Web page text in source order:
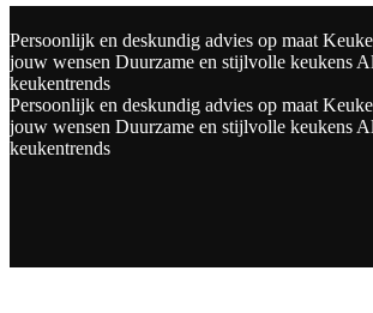
Persoonlijk en deskundig advies op maat
jouw wensen Duurzame en stijlvolle keukens
keukentrends
Persoonlijk en deskundig advies op maat
jouw wensen Duurzame en stijlvolle keukens
keukentrends